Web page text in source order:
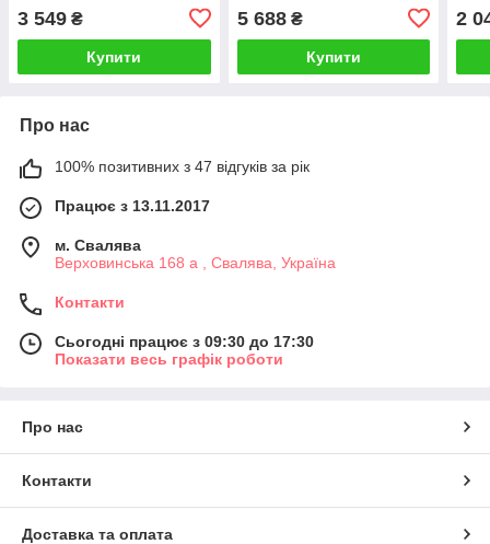
3 549 ₴
Купити
5 688₴
Купити
2
Про нас
100% позитивних з 47 відгуків за рік
Працює з 13.11.2017
м. Свалява
Верховинська 168 а , Свалява, Україна
Контакти
Сьогодні працює з 09:30 до 17:30
Показати весь графік роботи
Про нас
Контакти
Доставка та оплата